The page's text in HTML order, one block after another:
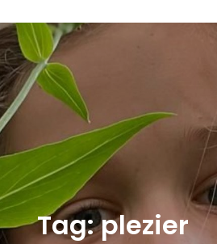
Tag:plezier